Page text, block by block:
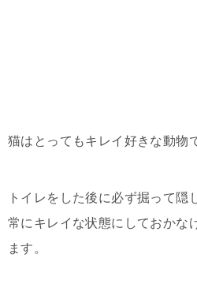
猫はとってもキレイ好きな動物
トイレをした後に必ず掘って隠
常にキレイな状態にしておかな
ます。